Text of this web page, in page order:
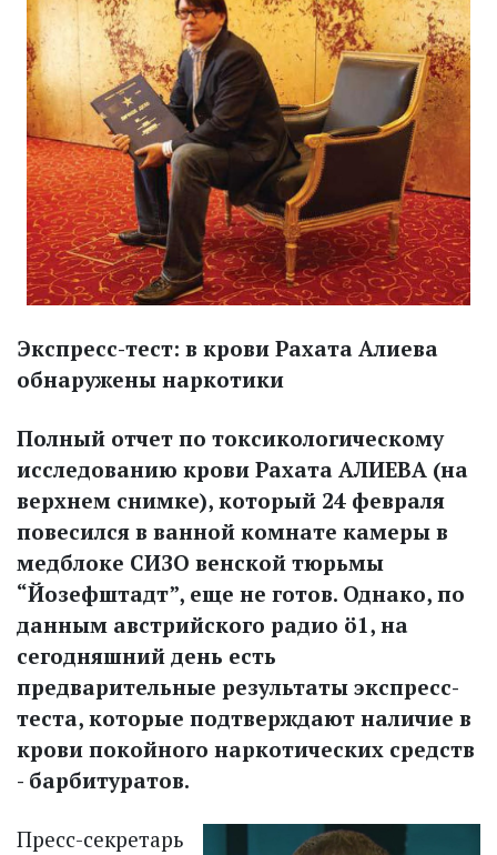
Экспресс-тест: в крови Рахата Алиева
обнаружены наркотики
Полный отчет по токсикологическому
исследованию крови Рахата АЛИЕВА (на
верхнем снимке), который 24 февраля
повесился в ванной комнате камеры в
медблоке СИЗО венской тюрьмы
“Йозефштадт”, еще не готов. Однако, по
данным австрийского радио ö1, на
сегодняшний день есть
предварительные результаты экспресс-
теста, которые подтверждают наличие в
крови покойного наркотических средств
- барбитуратов.
Пресс-секретарь